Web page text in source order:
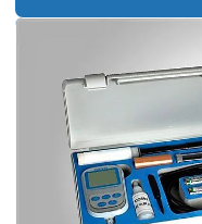
Fotometro de chama preço
Medidor de condutividade
Medidor de condutividade
Medidor de íon seletivo